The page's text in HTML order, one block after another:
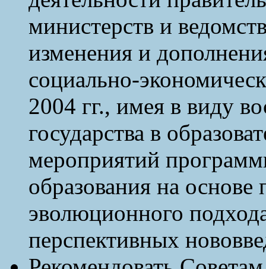
министерств и
изменения и
социально-
2004 гг., имея в виду
государства в
мероприятий
образования на основе
эволюционного
перспективных